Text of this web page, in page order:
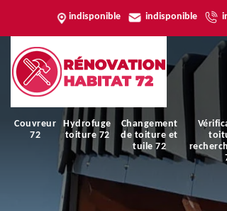
indisponible indisponible
Couvreur
72
Hydrofuge
toiture 72
Changement
de toiture et
tuile 72